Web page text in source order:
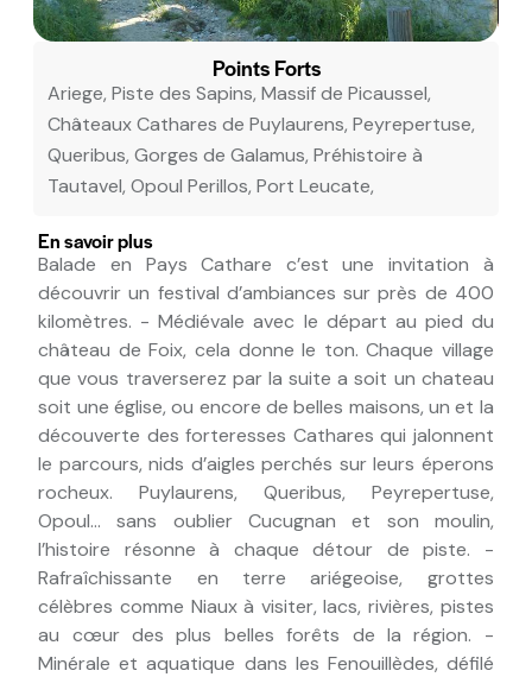
Points Forts
Ariege, Piste des Sapins, Massif de Picaussel,
Châteaux Cathares de Puylaurens, Peyrepertuse,
Queribus, Gorges de Galamus, Préhistoire à
Tautavel, Opoul Perillos, Port Leucate,
En savoir plus
Balade en Pays Cathare c’est une invitation à
découvrir un festival d’ambiances sur près de 400
kilomètres. - Médiévale avec le départ au pied du
château de Foix, cela donne le ton. Chaque village
que vous traverserez par la suite a soit un chateau
soit une église, ou encore de belles maisons, un et la
découverte des forteresses Cathares qui jalonnent
le parcours, nids d’aigles perchés sur leurs éperons
rocheux. Puylaurens, Queribus, Peyrepertuse,
Opoul... sans oublier Cucugnan et son moulin,
l’histoire résonne à chaque détour de piste. -
Rafraîchissante en terre ariégeoise, grottes
célèbres comme Niaux à visiter, lacs, rivières, pistes
au cœur des plus belles forêts de la région. -
Minérale et aquatique dans les Fenouillèdes, défilé